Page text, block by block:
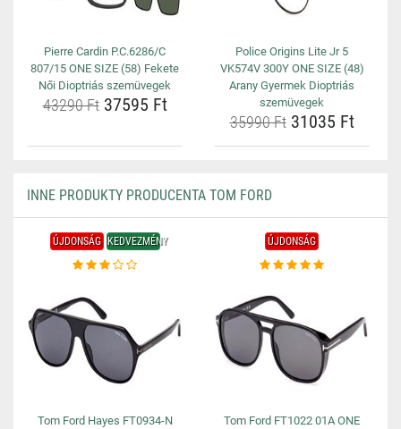
Pierre Cardin P.C.6286/C
807/15 ONE SIZE (58) Fekete
Női Dioptriás szemüvegek
43290 Ft37595 Ft
Police Origins Lite Jr 5
VK574V 300Y ONE SIZE (48)
Arany Gyermek Dioptriás
szemüvegek
35990 Ft31035 Ft
INNE PRODUKTY PRODUCENTA TOM FORD
ÚJDONSÁG KEDVEZMÉNY
Tom Ford Hayes FT0934-N
ÚJDONSÁG
Tom Ford FT1022 01A ONE